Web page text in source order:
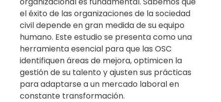
el éxito de las organizaciones de la sociedad
civil depende en gran medida de su equipo
humano. Este estudio se presenta como una
herramienta esencial para que las OSC
identifiquen áreas de mejora, optimicen la
gestión de su talento y ajusten sus prácticas
para adaptarse a un mercado laboral en
constante transformación.